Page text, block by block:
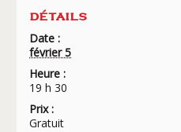
DÉTAILS
Date :
février 5
Heure :
19 h 30
Prix :
Gratuit